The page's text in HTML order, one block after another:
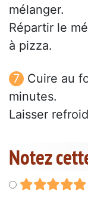
mélanger.
Répartir le
à pizza.
Cuire au
minutes.
Laisser
Notez